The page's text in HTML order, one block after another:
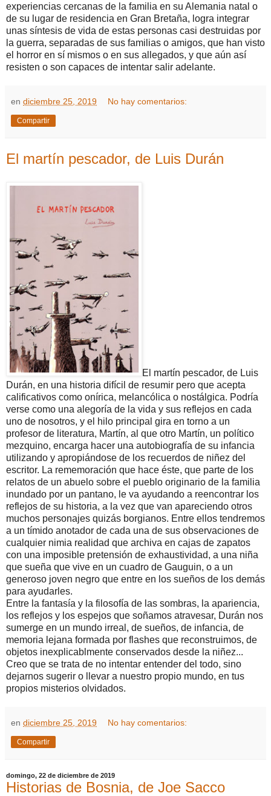
experiencias cercanas de la familia en su Alemania natal o
de su lugar de residencia en Gran Bretaña, logra integrar
unas síntesis de vida de estas personas casi destruidas por
la guerra, separadas de sus familias o amigos, que han visto
el horror en sí mismos o en sus allegados, y que aún así
resisten o son capaces de intentar salir adelante.
en diciembre 25, 2019 No hay comentarios:
Compartir
El martín pescador, de Luis Durán
El martín pescador, de Luis
Durán, en una historia difícil de resumir pero que acepta
calificativos como onírica, melancólica o nostálgica. Podría
verse como una alegoría de la vida y sus reflejos en cada
uno de nosotros, y el hilo principal gira en torno a un
profesor de literatura, Martín, al que otro Martín, un político
mezquino, encarga hacer una autobiografía de su infancia
utilizando y apropiándose de los recuerdos de niñez del
escritor. La rememoración que hace éste, que parte de los
relatos de un abuelo sobre el pueblo originario de la familia
inundado por un pantano, le va ayudando a reencontrar los
reflejos de su historia, a la vez que van apareciendo otros
muchos personajes quizás borgianos. Entre ellos tendremos
a un tímido anotador de cada una de sus observaciones de
cualquier nimia realidad que archiva en cajas de zapatos
con una imposible pretensión de exhaustividad, a una niña
que sueña que vive en un cuadro de Gauguin, o a un
generoso joven negro que entre en los sueños de los demás
para ayudarles.
Entre la fantasía y la filosofía de las sombras, la apariencia,
los reflejos y los espejos que soñamos atravesar, Durán nos
sumerge en un mundo irreal, de sueños, de infancia, de
memoria lejana formada por flashes que reconstruimos, de
objetos inexplicablmente conservados desde la niñez...
Creo que se trata de no intentar entender del todo, sino
dejarnos sugerir o llevar a nuestro propio mundo, en tus
propios misterios olvidados.
en diciembre 25, 2019 No hay comentarios:
Compartir
domingo, 22 de diciembre de 2019
Historias de Bosnia, de Joe Sacco